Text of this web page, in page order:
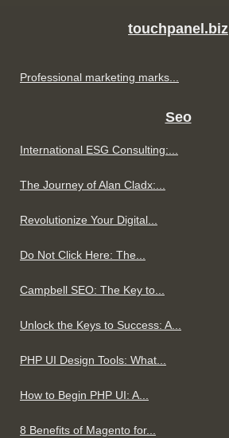
touchpanel.biz
Professional marketing marks...
Seo
International ESG Consulting:...
The Journey of Alan Cladx:...
Revolutionize Your Digital...
Do Not Click Here: The...
Campbell SEO: The Key to...
Unlock the Keys to Success: A...
PHP UI Design Tools: What...
How to Begin PHP UI: A...
8 Benefits of Magento for...